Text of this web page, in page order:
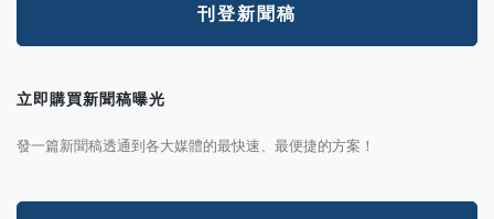
刊登新聞稿
立即購買新聞稿曝光
發一篇新聞稿透通到各大媒體的最快速、最便捷的方案！